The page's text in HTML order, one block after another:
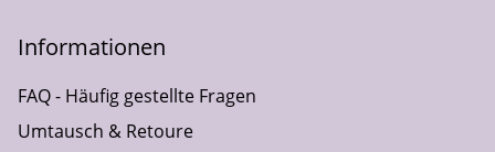
Informationen
FAQ - Häufig gestellte Fragen
Umtausch & Retoure